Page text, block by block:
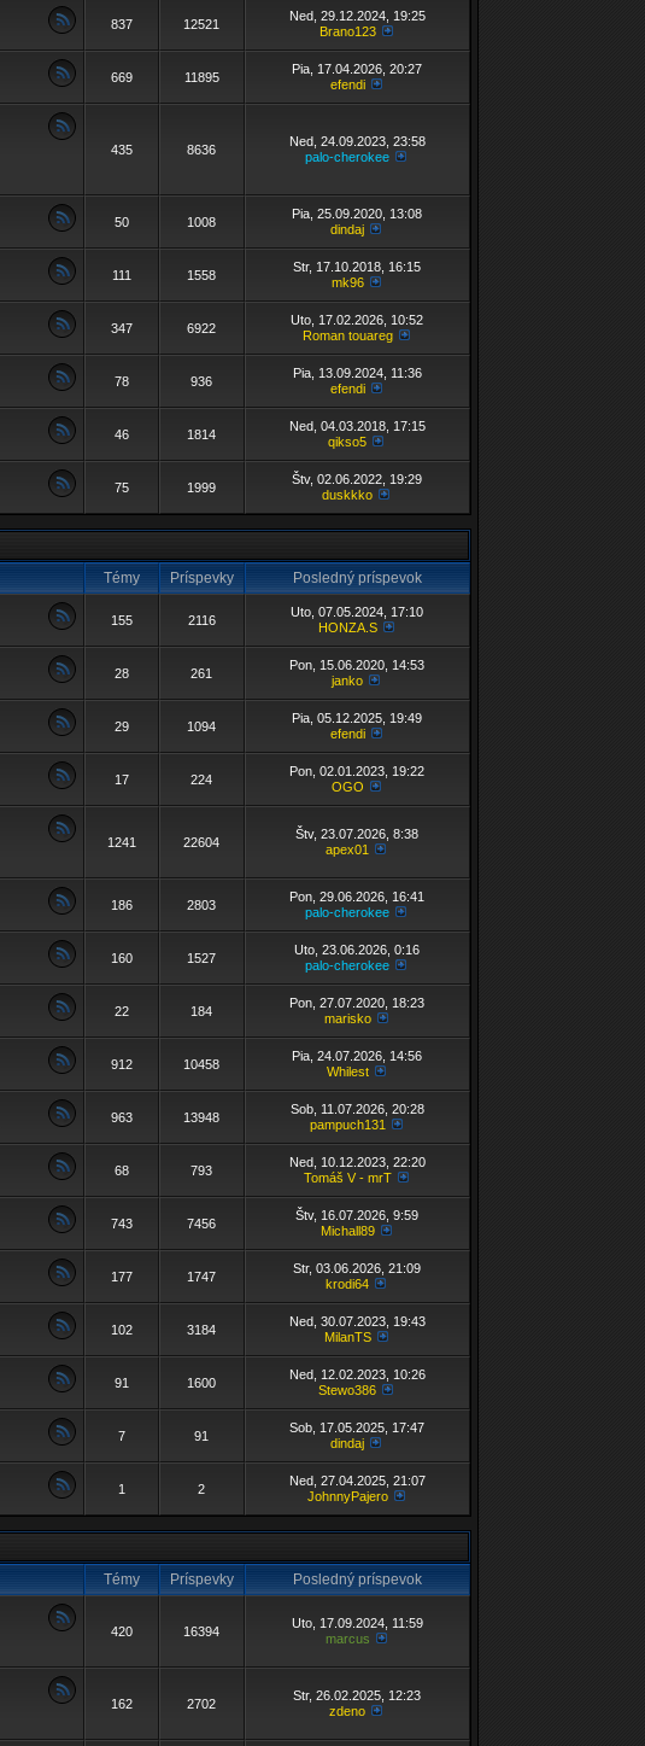
837 12521
Ned, 29.12.2024, 19:25
Brano123
669 11895
Pia, 17.04.2026, 20:27
efendi
435 8636
Ned, 24.09.2023, 23:58
palo-cherokee
50 1008
Pia, 25.09.2020, 13:08
dindaj
111 1558
Str, 17.10.2018, 16:15
mk96
347 6922
Uto, 17.02.2026, 10:52
Roman touareg
78 936
Pia, 13.09.2024, 11:36
efendi
46 1814
Ned, 04.03.2018, 17:15
qikso5
75 1999
Štv, 02.06.2022, 19:29
duskkko
Témy Príspevky
Posledný príspevok
155 2116
Uto, 07.05.2024, 17:10
HONZA.S
28 261
Pon, 15.06.2020, 14:53
janko
29 1094
Pia, 05.12.2025, 19:49
efendi
17 224
Pon, 02.01.2023, 19:22
OGO
1241 22604
Štv, 23.07.2026, 8:38
apex01
186 2803
Pon, 29.06.2026, 16:41
palo-cherokee
160 1527
Uto, 23.06.2026, 0:16
palo-cherokee
22 184
Pon, 27.07.2020, 18:23
marisko
912 10458
Pia, 24.07.2026, 14:56
Whilest
963 13948
Sob, 11.07.2026, 20:28
pampuch131
68 793
Ned, 10.12.2023, 22:20
Tomáš V - mrT
743 7456
Štv, 16.07.2026, 9:59
Michall89
177 1747
Str, 03.06.2026, 21:09
krodi64
102 3184
Ned, 30.07.2023, 19:43
MilanTS
91 1600
Ned, 12.02.2023, 10:26
Stewo386
7 91
Sob, 17.05.2025, 17:47
dindaj
1 2
Ned, 27.04.2025, 21:07
JohnnyPajero
Témy Príspevky
Posledný príspevok
420 16394
Uto, 17.09.2024, 11:59
marcus
162 2702
Str, 26.02.2025, 12:23
zdeno